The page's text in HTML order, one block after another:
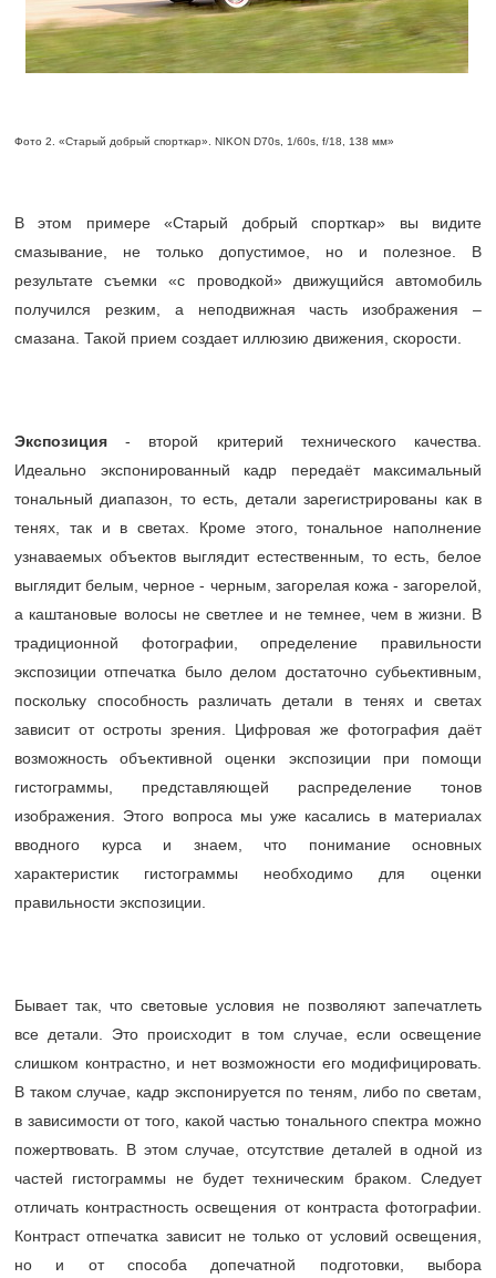
Фото 2. «Старый добрый спорткар». NIKON D70s, 1/60s, f/18, 138 мм»
В этом примере «Старый добрый спорткар» вы видите
смазывание, не только допустимое, но и полезное. В
результате съемки «с проводкой» движущийся автомобиль
получился резким, а неподвижная часть изображения –
смазана. Такой прием создает иллюзию движения, скорости.
Экспозиция - второй критерий технического качества.
Идеально экспонированный кадр передаёт максимальный
тональный диапазон, то есть, детали зарегистрированы как в
тенях, так и в светах. Кроме этого, тональное наполнение
узнаваемых объектов выглядит естественным, то есть, белое
выглядит белым, черное - черным, загорелая кожа - загорелой,
а каштановые волосы не светлее и не темнее, чем в жизни. В
традиционной фотографии, определение правильности
экспозиции отпечатка было делом достаточно субьективным,
поскольку способность различать детали в тенях и светах
зависит от остроты зрения. Цифровая же фотография даёт
возможность объективной оценки экспозиции при помощи
гистограммы, представляющей распределение тонов
изображения. Этого вопроса мы уже касались в материалах
вводного курса и знаем, что понимание основных
характеристик гистограммы необходимо для оценки
правильности экспозиции.
Бывает так, что световые условия не позволяют запечатлеть
все детали. Это происходит в том случае, если освещение
слишком контрастно, и нет возможности его модифицировать.
В таком случае, кадр экспонируется по теням, либо по светам,
в зависимости от того, какой частью тонального спектра можно
пожертвовать. В этом случае, отсутствие деталей в одной из
частей гистограммы не будет техническим браком. Следует
отличать контрастность освещения от контраста фотографии.
Контраст отпечатка зависит не только от условий освещения,
но и от способа допечатной подготовки, выбора